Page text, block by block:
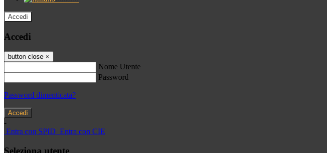
Accedi
Accedi
button close ×
Nome Utente
Password
Password dimenticata?
-
Entra con SPID Entra con CIE
Seleziona utente